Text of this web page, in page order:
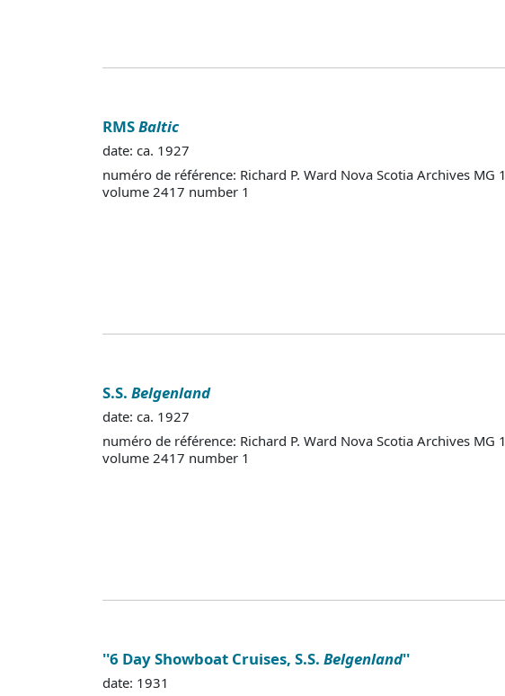
RMSBaltic
date: ca. 1927
numéro de référence: Richard P. Ward Nova Scotia Archives MG 1
volume 2417 number 1
S.S. Belgenland
date: ca. 1927
numéro de référence: Richard P. Ward Nova Scotia Archives MG 1
volume 2417 number 1
''6 Day Showboat Cruises, S.S. Belgenland''
date: 1931